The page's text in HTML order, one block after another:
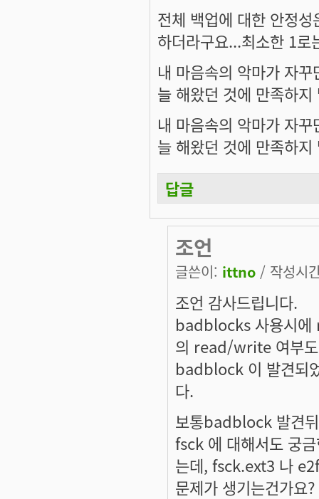
전체 백업에 대한 안정
하더라구요...최소한 1로
내 마음속의 악마가 자
늘 해왔던 것에 만족하
내 마음속의 악마가 자
늘 해왔던 것에 만족하
답글
조언
글쓴이: ittno / 작성시
조언 감사드립니다.
badblocks 사용시에
의 read/write 여부도
badblock 이 발견되
다.
보통badblock 발견
fsck 에 대해서도 궁
는데, fsck.ext3 나
문제가 생기는건가요?